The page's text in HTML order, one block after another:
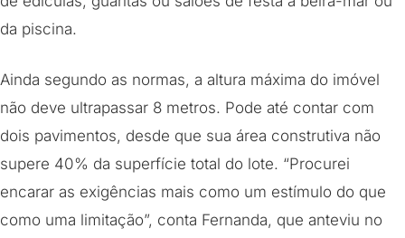
da piscina.
Ainda segundo as normas, a altura máxima do imóvel
não deve ultrapassar 8 metros. Pode até contar com
dois pavimentos, desde que sua área construtiva não
supere 40% da superfície total do lote. “Procurei
encarar as exigências mais como um estímulo do que
como uma limitação”, conta Fernanda, que anteviu no